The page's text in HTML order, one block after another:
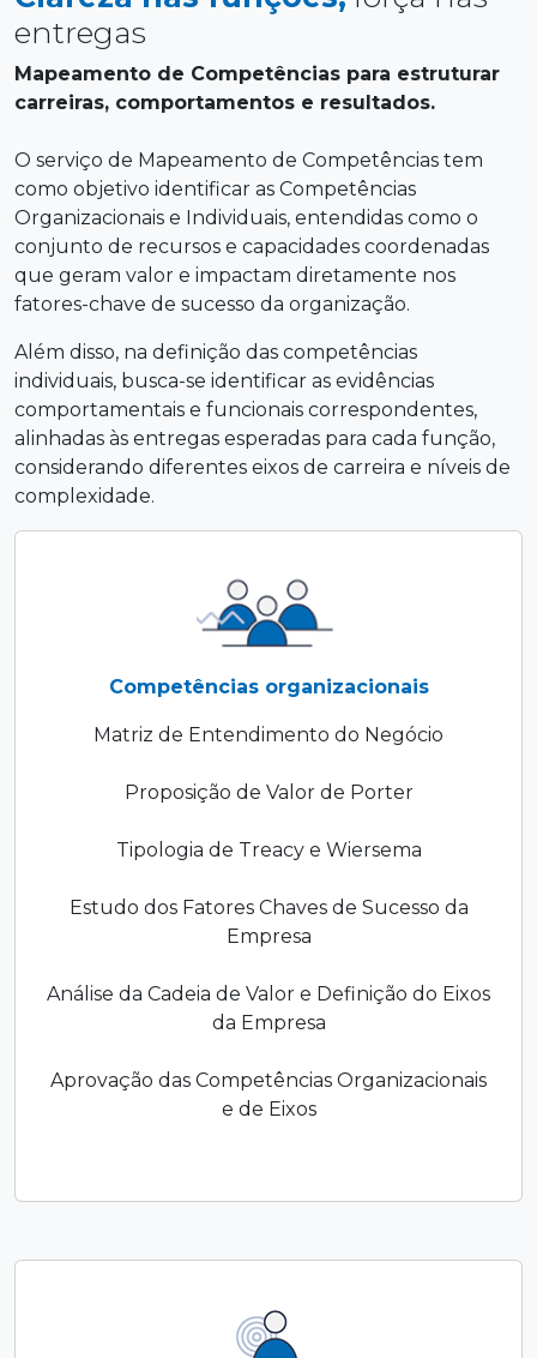
entregas
Mapeamento de Competências para estruturar
carreiras, comportamentos e resultados.
O serviço de Mapeamento de Competências tem
como objetivo identificar as Competências
Organizacionais e Individuais, entendidas como o
conjunto de recursos e capacidades coordenadas
que geram valor e impactam diretamente nos
fatores-chave de sucesso da organização.
Além disso, na definição das competências
individuais, busca-se identificar as evidências
comportamentais e funcionais correspondentes,
alinhadas às entregas esperadas para cada função,
considerando diferentes eixos de carreira e níveis de
complexidade.
Competências organizacionais
Matriz de Entendimento do Negócio
Proposição de Valor de Porter
Tipologia de Treacy e Wiersema
Estudo dos Fatores Chaves de Sucesso da
Empresa
Análise da Cadeia de Valor e Definição do Eixos
da Empresa
Aprovação das Competências Organizacionais
e de Eixos